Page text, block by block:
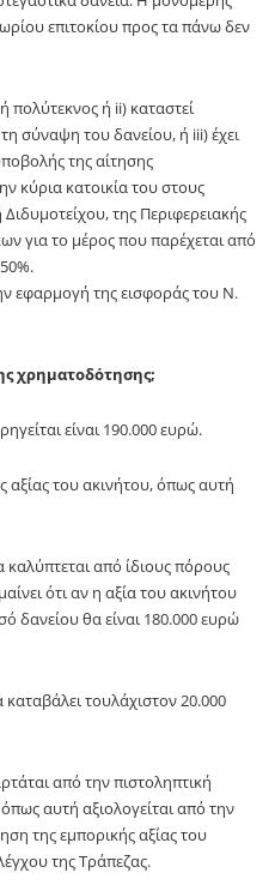
επιτοκίου προς τα πάνω δεν
πολύτεκνος ή ii) καταστεί
σύναψη του δανείου, ή iii) έχει
της αίτησης
κύρια κατοικία του στους
της Περιφερειακής
για το μέρος που παρέχεται από
εφαρμογή της εισφοράς του Ν.
χρηματοδότησης;
είναι 190.000 ευρώ.
αξίας του ακινήτου, όπως αυτή
από ίδιους πόρους
ότι αν η αξία του ακινήτου
δανείου θα είναι 180.000 ευρώ
τουλάχιστον 20.000
από την πιστοληπτική
αυτή αξιολογείται από την
της εμπορικής αξίας του
της Τράπεζας.